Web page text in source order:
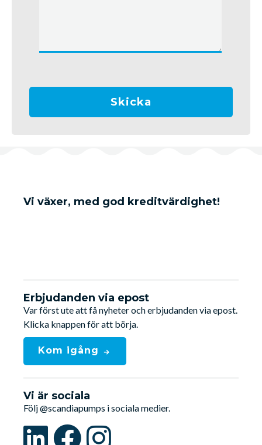
Vi växer, med god kreditvärdighet!
Erbjudanden via epost
Var först ute att få nyheter och erbjudanden via epost.
Klicka knappen för att börja.
Kom igång
Vi är sociala
Följ @scandiapumps i sociala medier.